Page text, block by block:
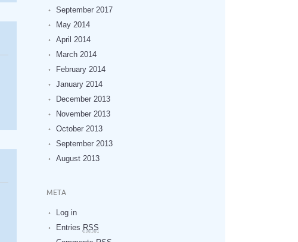
September 2017
May 2014
April 2014
March 2014
February 2014
January 2014
December 2013
November 2013
October 2013
September 2013
August 2013
META
Log in
Entries RSS